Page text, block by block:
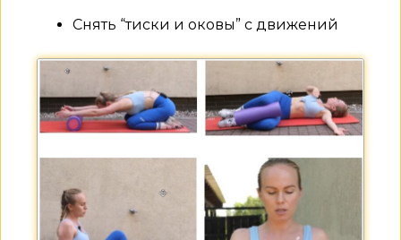
Снять “тиски и оковы” с движений